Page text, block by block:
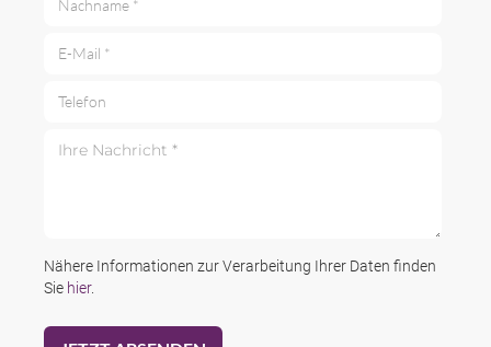
Nähere Informationen zur Verarbeitung Ihrer Daten finden
Sie hier.